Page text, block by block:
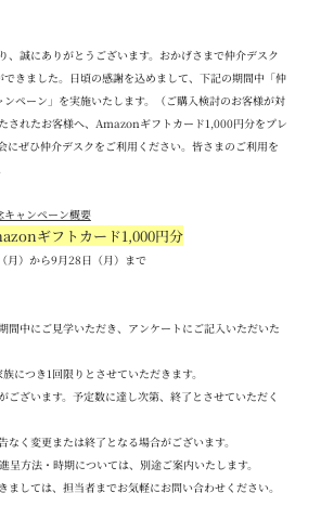
、誠にありがとうございます。おかげさまで仲介デスク
できました。日頃の感謝を込めまして、下記の期間中「仲
ンペーン」を実施いたします。（ご購入検討のお客様が対
れたお客様へ、 Amazonギフトカード1,000円分をプレ
ぜひ仲介デスクをご利用ください。 皆さまのご利用を
キャンペーン概要
ギフトカード1,000円分
月）から9月28 日（月）まで
間中にご見学いただき、アンケートにご記入いただいた
族につき1 回限りとさせていただきます。
ございます。予定数に達し次第、終了とさせていただく
なく変更または終了となる場合がございます。
呈方法・時期については、別途ご案内いたします。
ましては、担当者までお気軽にお問い合わせください。